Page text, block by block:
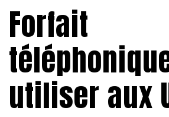
Forfait
utiliser aux